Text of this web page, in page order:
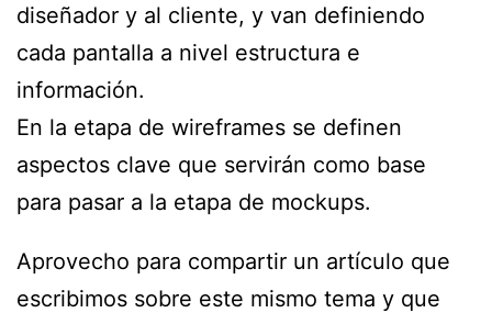
diseñador y al cliente, y van definiendo
cada pantalla a nivel estructura e
información.
En la etapa de wireframes se definen
aspectos clave que servirán como base
para pasar a la etapa de mockups.
Aprovecho para compartir un artículo que
escribimos sobre este mismo tema y que